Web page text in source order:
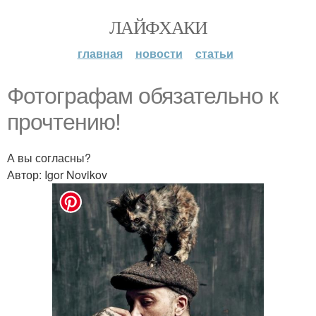
ЛАЙФХАКИ
главная новости статьи
Фотографам обязательно к
прочтению!
А вы согласны?
Автор: Igor Novikov